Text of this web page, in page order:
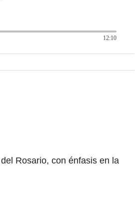
12:10
Rosario, con énfasis en la